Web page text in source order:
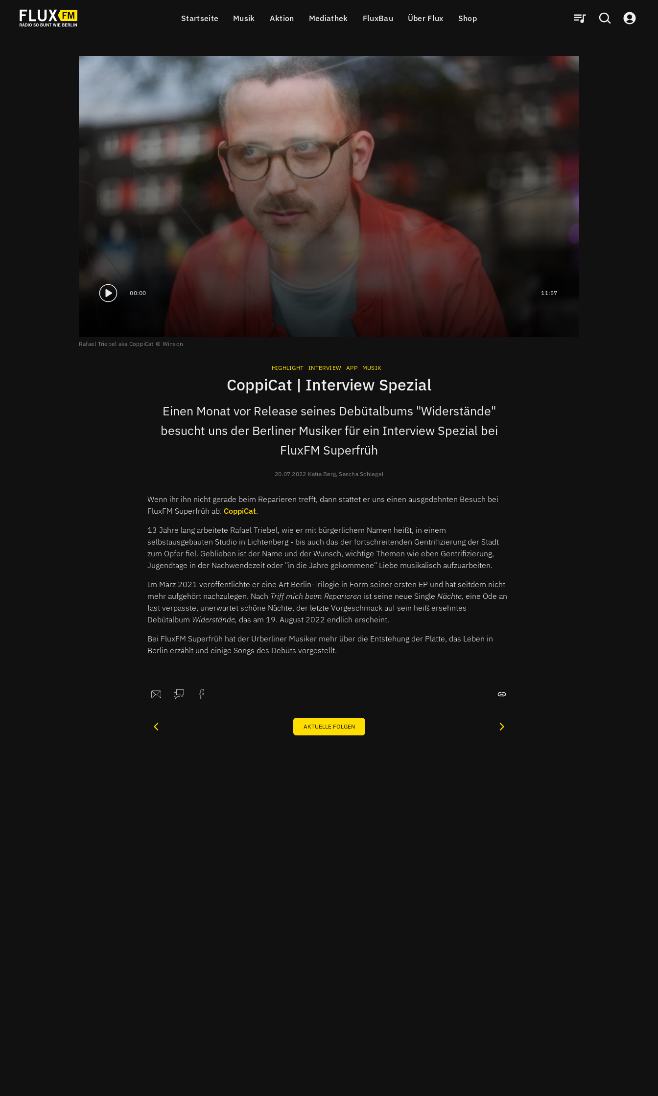
Startseite Musik Aktion Mediathek FluxBau Über Flux Shop
00:00 11:57
Rafael Triebel aka CoppiCat Winson
HIGHLIGHT INTERVIEW APP MUSIK
CoppiCat | Interview Spezial
Einen Monat vor Release seines Debütalbums "Widerstände"
besucht uns der Berliner Musiker für ein Interview Spezial bei
FluxFM Superfrüh
20.07.2022 Katia Berg, Sascha Schlegel
Wenn ihr ihn nicht gerade beim Reparieren trefft, dann stattet er uns einen ausgedehnten Besuch bei
FluxFM Superfrüh ab: CoppiCat.
13 Jahre lang arbeitete Rafael Triebel, wie er mit bürgerlichem Namen heißt, in einem
selbstausgebauten Studio in Lichtenberg - bis auch das der fortschreitenden Gentrifizierung der Stadt
zum Opfer fiel. Geblieben ist der Name und der Wunsch, wichtige Themen wie eben Gentrifizierung,
Jugendtage in der Nachwendezeit oder "in die Jahre gekommene" Liebe musikalisch aufzuarbeiten.
Im März 2021 veröffentlichte er eine Art Berlin-Trilogie in Form seiner ersten EP und hat seitdem nicht
mehr aufgehört nachzulegen. Nach Triff mich beim Reparieren ist seine neue Single Nächte, eine Ode an
fast verpasste, unerwartet schöne Nächte, der letzte Vorgeschmack auf sein heiß ersehntes
Debütalbum Widerstände, das am 19. August 2022 endlich erscheint.
Bei FluxFM Superfrüh hat der Urberliner Musiker mehr über die Entstehung der Platte, das Leben in
Berlin erzählt und einige Songs des Debüts vorgestellt.
AKTUELLE FOLGEN